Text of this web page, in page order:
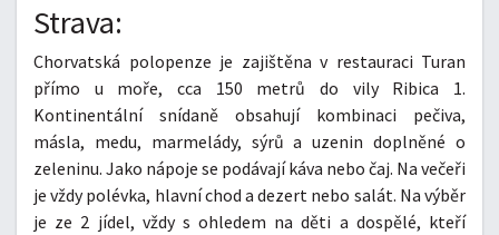
Strava:
Chorvatská polopenze je zajištěna v restauraci Turan
přímo u moře, cca 150 metrů do vily Ribica 1.
Kontinentální snídaně obsahují kombinaci pečiva,
másla, medu, marmelády, sýrů a uzenin doplněné o
zeleninu. Jako nápoje se podávají káva nebo čaj. Na večeři
je vždy polévka, hlavní chod a dezert nebo salát. Na výběr
je ze 2 jídel, vždy s ohledem na děti a dospělé, kteří